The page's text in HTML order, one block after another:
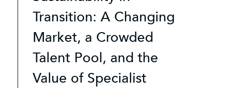
Transition: A Changing
Market, a Crowded
Talent Pool, and the
Value of Specialist